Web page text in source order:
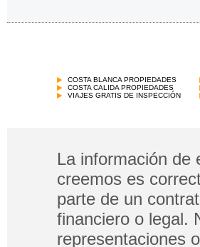
COSTA BLANCA PROPIEDADES
COSTA CALIDA PROPIEDADES
VIAJES GRATIS DE INSPECCIÓN
La información de
creemos es
parte de un
financiero o legal.
representaciones